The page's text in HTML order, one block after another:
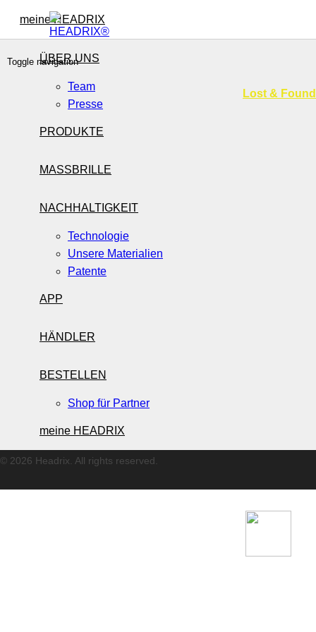
meine HEADRIX
Toggle navigation
Lost & Found
ÜBER UNS
Team
Presse
PRODUKTE
MASSBRILLE
NACHHALTIGKEIT
Technologie
Unsere Materialien
Patente
APP
HÄNDLER
BESTELLEN
Shop für Partner
meine HEADRIX
FORM_29_UNFAS_00004
Impressum Datenschutzerklärung
© 2026 Headrix. All rights reserved.